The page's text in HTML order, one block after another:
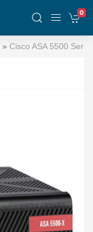
0
» Cisco ASA 5500